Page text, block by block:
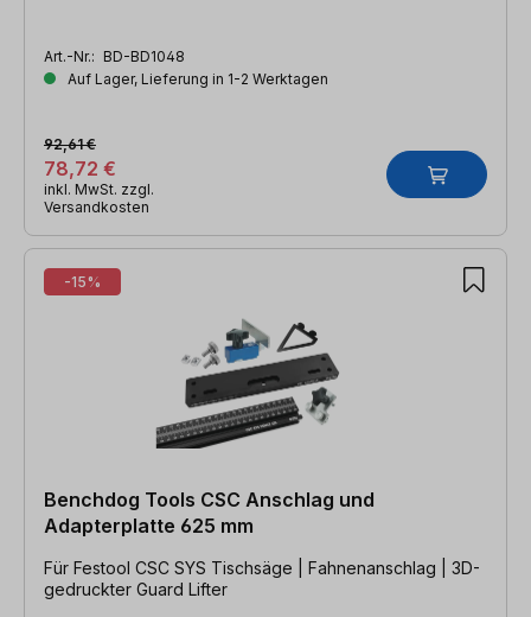
Art.-Nr.: BD-BD1048
Auf Lager, Lieferung in 1-2 Werktagen
78,72 €
92,61 €
inkl. MwSt. zzgl.
Versandkosten
-15%
Benchdog Tools CSC Anschlag und
Adapterplatte 625 mm
Für Festool CSC SYS Tischsäge | Fahnenanschlag | 3D-
gedruckter Guard Lifter